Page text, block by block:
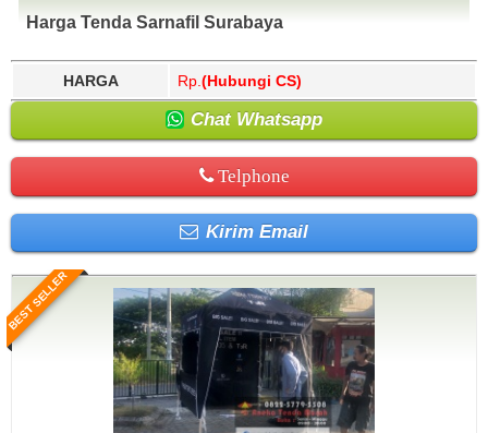
Harga Tenda Sarnafil Surabaya
HARGA Rp. (Hubungi CS)
Chat Whatsapp
Telphone
Kirim Email
BEST SELLER